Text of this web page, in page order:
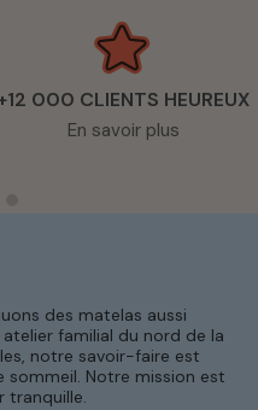
000 CLIENTS HEUREUX
En savoir plus
des matelas aussi
familial du nord de la
notre savoir-faire est
Notre mission est
tranquille.